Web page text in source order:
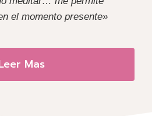
el momento presente»
Mas